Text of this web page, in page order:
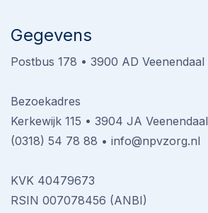
Gegevens
Postbus 178 • 3900 AD Veenendaal
Bezoekadres
Kerkewijk 115 • 3904 JA Veenendaal
(0318) 54 78 88 • info@npvzorg.nl
KVK 40479673
RSIN 007078456 (ANBI)